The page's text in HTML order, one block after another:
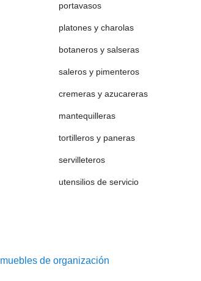
portavasos
platones y charolas
botaneros y salseras
saleros y pimenteros
cremeras y azucareras
mantequilleras
tortilleros y paneras
servilleteros
utensilios de servicio
muebles de organización